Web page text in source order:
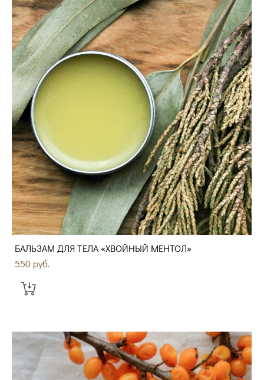
БАЛЬЗАМ ДЛЯ ТЕЛА «ХВОЙНЫЙ МЕНТОЛ»
550 pуб.